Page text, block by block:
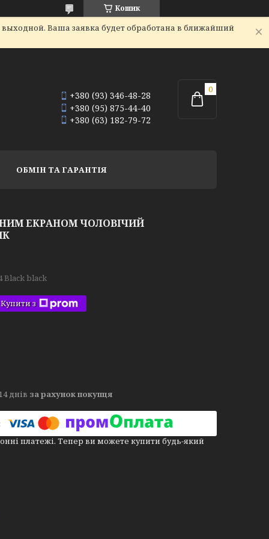
Кошик
Ваша заявка будет обработана в ближайший
+380 (93) 346-48-28
+380 (95) 875-44-40
+380 (63) 182-79-72
ОБМІН ТА ГАРАНТІЯ
ЕКРАНОМ ЧОЛОВІЧИЙ
Black black
Купити з
днів за рахунок покупця
платежі. Тепер ви можете купити будь-який